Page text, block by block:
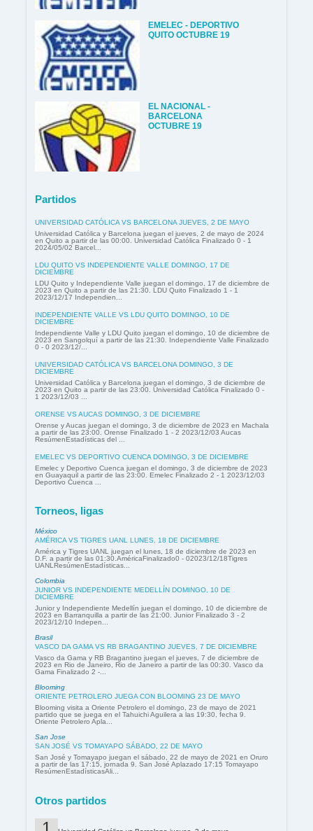
EMELEC - DEPORTIVO
QUITO OCTUBRE 19
EL NACIONAL -
BARCELONA
OCTUBRE 19
Partidos
UNIVERSIDAD CATÓLICA VS BARCELONA JUEVES, 2 DE MAYO
Universidad Católica y Barcelona juegan el jueves, 2 de mayo de 2024
en Quito a partir de las 00:00. Universidad Católica Finalizado 0 - 1
2024/05/02 Barcel...
LDU QUITO VS INDEPENDIENTE VALLE DOMINGO, 17 DE
DICIEMBRE
LDU Quito y Independiente Valle juegan el domingo, 17 de diciembre de
2023 en Quito a partir de las 21:30. LDU Quito Finalizado 1 - 1
2023/12/17 Independien...
INDEPENDIENTE VALLE VS LDU QUITO DOMINGO, 10 DE
DICIEMBRE
Independiente Valle y LDU Quito juegan el domingo, 10 de diciembre de
2023 en Sangolquí a partir de las 21:30. Independiente Valle Finalizado
0 - 0 2023/12/...
UNIVERSIDAD CATÓLICA VS BARCELONA DOMINGO, 3 DE
DICIEMBRE
Universidad Católica y Barcelona juegan el domingo, 3 de diciembre de
2023 en Quito a partir de las 23:00. Universidad Católica Finalizado 0 -
1 2023/12/03 ...
ORENSE VS AUCAS DOMINGO, 3 DE DICIEMBRE
Orense y Aucas juegan el domingo, 3 de diciembre de 2023 en Machala
a partir de las 23:00. Orense Finalizado 1 - 2 2023/12/03 Aucas
ResúmenEstadísticas del ...
EMELEC VS DEPORTIVO CUENCA DOMINGO, 3 DE DICIEMBRE
Emelec y Deportivo Cuenca juegan el domingo, 3 de diciembre de 2023
en Guayaquil a partir de las 23:00. Emelec Finalizado 2 - 1 2023/12/03
Deportivo Cuenca ...
Torneos, ligas
México
AMÉRICA VS TIGRES UANL LUNES, 18 DE DICIEMBRE
América y Tigres UANL juegan el lunes, 18 de diciembre de 2023 en
D.F. a partir de las 01:30.AméricaFinalizado0 - 02023/12/18Tigres
UANLResúmenEstadísticas...
Colombia
JUNIOR VS INDEPENDIENTE MEDELLÍN DOMINGO, 10 DE
DICIEMBRE
Junior y Independiente Medellín juegan el domingo, 10 de diciembre de
2023 en Barranquilla a partir de las 21:00. Junior Finalizado 3 - 2
2023/12/10 Indepen...
Brasil
VASCO DA GAMA VS RB BRAGANTINO JUEVES, 7 DE DICIEMBRE
Vasco da Gama y RB Bragantino juegan el jueves, 7 de diciembre de
2023 en Rio de Janeiro, Rio de Janeiro a partir de las 00:30. Vasco da
Gama Finalizado 2 -...
Blooming
ORIENTE PETROLERO JUEGA CON BLOOMING 23 DE MAYO
Blooming visita a Oriente Petrolero el domingo, 23 de mayo de 2021
partido que se juega en el Tahuichi Aguilera a las 19:30, fecha 9.
Oriente Petrolero Apla...
San Jose
SAN JOSÉ VS TOMAYAPO SÁBADO, 22 DE MAYO
San José y Tomayapo juegan el sábado, 22 de mayo de 2021 en Oruro
a partir de las 17:15, jornada 9. San José Aplazado 17:15 Tomayapo
ResúmenEstadísticasAli...
Otros partidos